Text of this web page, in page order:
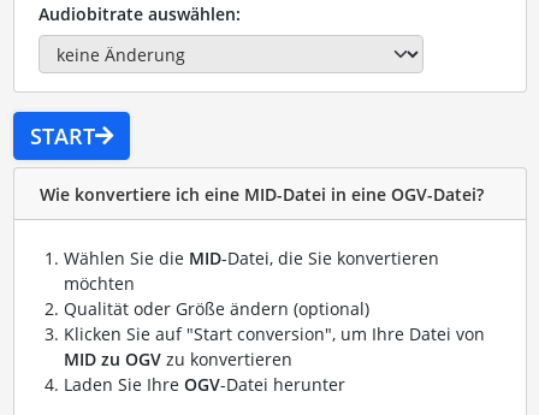
Audiobitrate auswählen:
START
Wie konvertiere ich eine MID-Datei in eine OGV-Datei?
Wählen Sie die MID-Datei, die Sie konvertieren
möchten
Qualität oder Größe ändern (optional)
Klicken Sie auf "Start conversion", um Ihre Datei von
MID zu OGVzu konvertieren
Laden Sie Ihre OGV-Datei herunter